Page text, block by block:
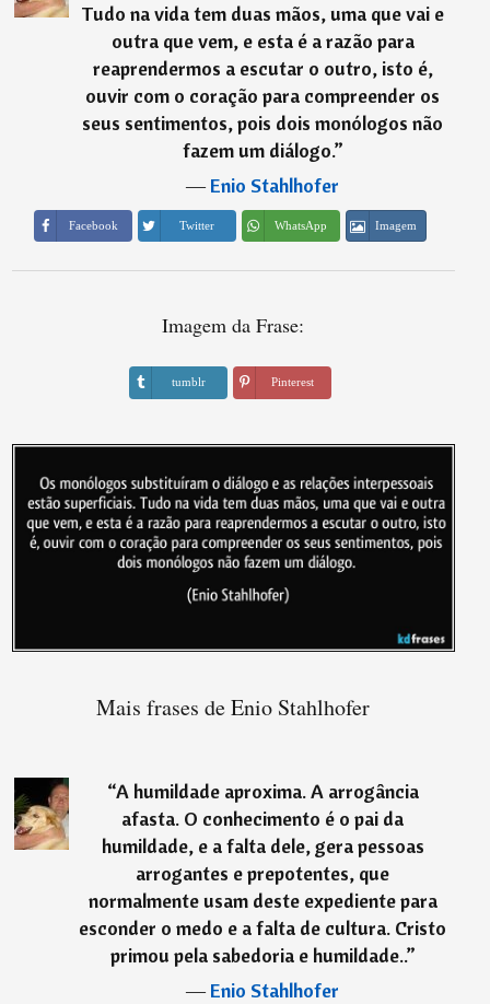
Tudo na vida tem duas mãos, uma que vai e
outra que vem, e esta é a razão para
reaprendermos a escutar o outro, isto é,
ouvir com o coração para compreender os
seus sentimentos, pois dois monólogos não
fazem um diálogo.”
―Enio Stahlhofer
Facebook Twitter WhatsApp Imagem
Imagem da Frase:
tumblr Pinterest
Mais frases de Enio Stahlhofer
“A humildade aproxima. A arrogância
afasta. O conhecimento é o pai da
humildade, e a falta dele, gera pessoas
arrogantes e prepotentes, que
normalmente usam deste expediente para
esconder o medo e a falta de cultura. Cristo
primou pela sabedoria e humildade..”
―Enio Stahlhofer